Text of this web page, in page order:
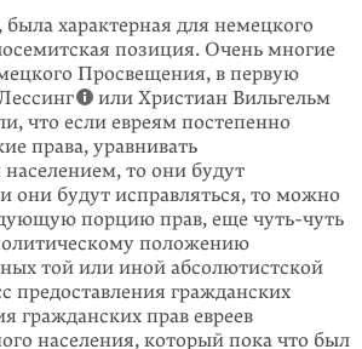
характерная для немецкого
позиция. Очень многие
Просвещения, в первую
или Христиан Вильгельм
что если евреям постепенно
права, уравнивать
то они будут
они будут исправляться, то можно
порцию прав, еще чуть-чуть
положению
той или иной абсолютистской
предоставления гражданских
гражданских прав евреев
населения, который пока что был